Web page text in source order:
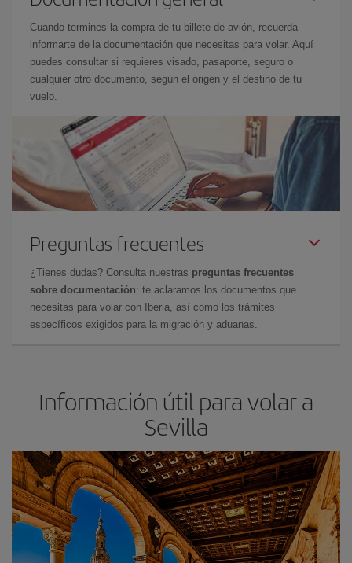
Cuando termines la compra de tu billete de avión, recuerda
informarte de la documentación que necesitas para volar. Aquí
puedes consultar si requieres visado, pasaporte, seguro o
cualquier otro documento, según el origen y el destino de tu
vuelo.
Preguntas frecuentes
¿Tienes dudas? Consulta nuestras preguntas frecuentes
sobre documentación: te aclaramos los documentos que
necesitas para volar con Iberia, así como los trámites
específicos exigidos para la migración y aduanas.
Información útil para volar a
Sevilla